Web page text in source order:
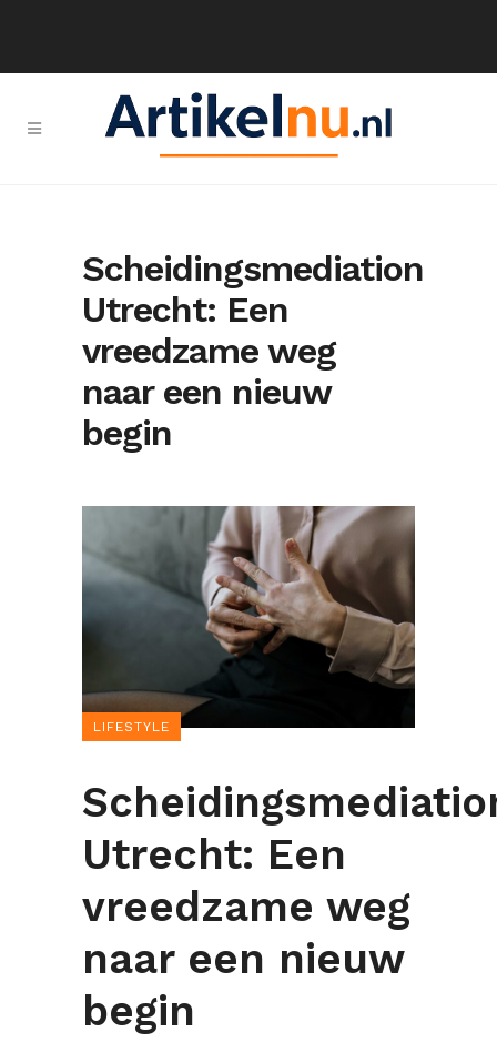
Scheidingsmediation
Utrecht: Een
vreedzame weg
naar een nieuw
begin
LIFESTYLE
Utrecht: Een
vreedzame weg
naar een nieuw
begin